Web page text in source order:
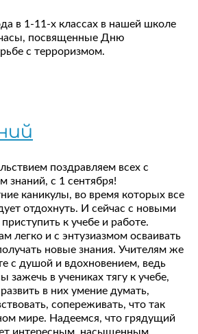
в 1-11-х классах в нашей школе
посвященные Дню
с терроризмом.
поздравляем всех с
с 1 сентября!
каникулы, во время которых все
отдохнуть. И сейчас с новыми
к учебе и работе.
легко и с энтузиазмом осваивать
новые знания. Учителям же
с душой и вдохновением, ведь
зажечь в учениках тягу к учебе,
в них умение думать,
сопереживать, что так
мире. Надеемся, что грядущий